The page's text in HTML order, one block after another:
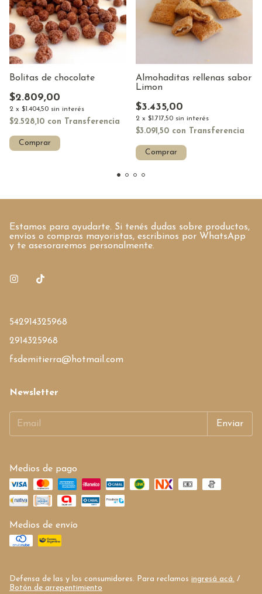
Bolitas de chocolate
$2.809,00
2 x $1.404,50 sin interés
$2.528,10 con Transferencia
Comprar
Almohaditas rellenas sabor
Limon
$3.435,00
2 x $1.717,50 sin interés
$3.091,50 con Transferencia
Comprar
Estamos para ayudarte. Si tenés dudas sobre productos,
envíos o compras mayoristas, escribinos por WhatsApp
y te asesoraremos personalmente.
542914325968
2914325968
fsdemitierra@hotmail.com
Newsletter
Medios de pago
Medios de envío
Defensa de las y los consumidores. Para reclamos ingresá acá. /
Botón de arrepentimiento